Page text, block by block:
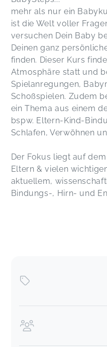
mehr als nur ein
ist die Welt voller
versuchen Dein Baby
Deinen ganz
finden. Dieser Kurs
Atmosphäre statt und
Spielanregungen,
Schoßspielen. Zudem
ein Thema aus einem
bspw. Eltern-Kind-
Schlafen, Verwöhnen
Der Fokus liegt auf
Eltern & vielen
aktuellem,
Bindungs-, Hirn- und